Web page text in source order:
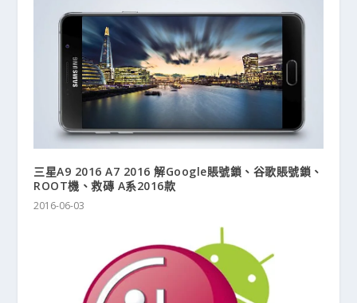
三星A9 2016 A7 2016 解Google賬號鎖、谷歌賬號鎖、
ROOT機、救磚 A系2016款
2016-06-03